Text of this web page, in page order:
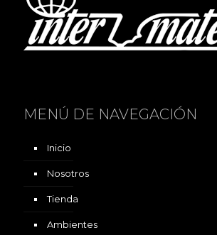
MENÚ DE NAVEGACIÓN
Inicio
Nosotros
Tienda
Ambientes